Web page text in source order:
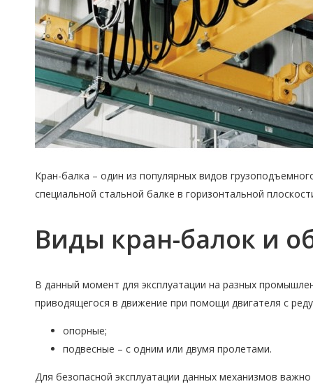
Кран-балка – один из популярных видов
специальной стальной балке в горизонтальной
Виды кран-балок и
В данный момент для эксплуатации на разных
приводящегося в движение при помощи двигателя с
опорные;
подвесные – с одним или двумя пролетами.
Для безопасной эксплуатации данных механизмов